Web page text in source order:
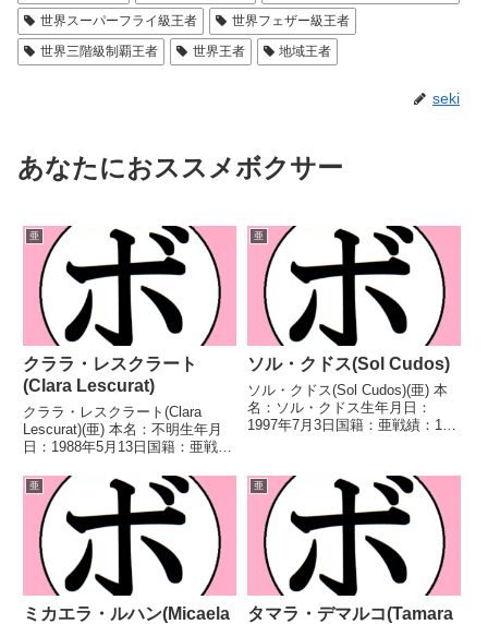
世界スーパーフライ級王者
世界フェザー級王者
世界三階級制覇王者
世界王者 地域王者
seki
あなたにおススメボクサー
亜
クララ・レスクラート
(Clara Lescurat)
クララ・レスクラート(Clara
Lescurat)(亜) 本名：不明生年月
日：1988年5月13日国籍：亜戦
トル】WBAラテンアメリカ女子
フライ級王座WBA女子スーパー
フライ級ゴールド王座第9代
WBA...
亜
ソル・クドス(Sol Cudos)
ソル・クドス(Sol Cudos)(亜) 本
名：ソル・クドス生年月日：
1997年7月3日国籍：亜戦績：14
マム級王座南米女子ミニマム級王
座WBAラテンアメリカ女子ミニ
マム...
亜
ミカエラ・ルハン(Micaela
亜
タマラ・デマルコ(Tamara